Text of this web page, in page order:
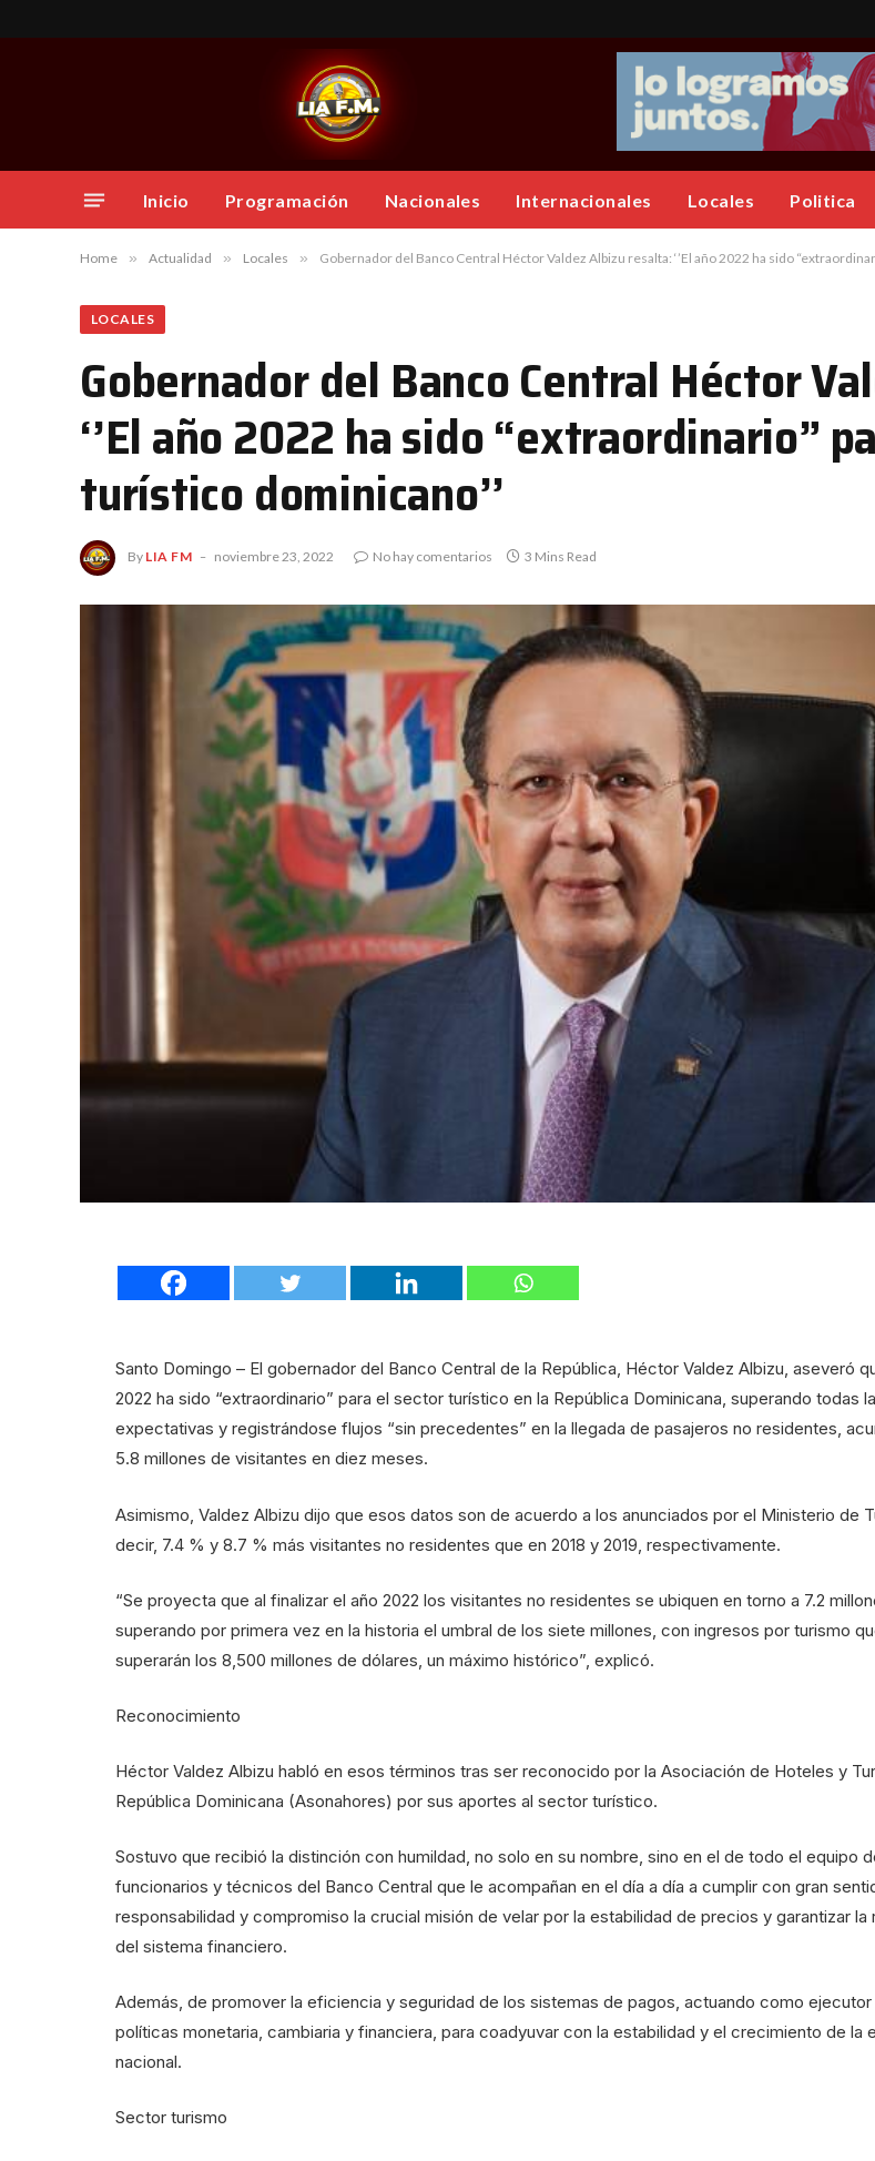
Inicio Programación Nacionales Internacionales Locales Politica
Home » Actualidad » Locales » Gobernador del Banco Central Héctor Valdez Albizu resalta: ‘’El año 2022 ha sido
LOCALES
Gobernador del Banco Central Héctor
‘’El año 2022 ha sido “extraordinario”
turístico dominicano’’
By LIA FM noviembre 23, 2022 No hay comentarios 3 Mins Read
Santo Domingo – El gobernador del Banco Central de la República, Héctor Valdez Albizu, aseveró
2022 ha sido “extraordinario” para el sector turístico en la República Dominicana, superando todas
expectativas y registrándose flujos “sin precedentes” en la llegada de pasajeros no residentes,
5.8 millones de visitantes en diez meses.
Asimismo, Valdez Albizu dijo que esos datos son de acuerdo a los anunciados por el Ministerio de
decir, 7.4 % y 8.7 % más visitantes no residentes que en 2018 y 2019, respectivamente.
“Se proyecta que al finalizar el año 2022 los visitantes no residentes se ubiquen en torno a 7.2
superando por primera vez en la historia el umbral de los siete millones, con ingresos por turismo
superarán los 8,500 millones de dólares, un máximo histórico”, explicó.
Reconocimiento
Héctor Valdez Albizu habló en esos términos tras ser reconocido por la Asociación de Hoteles y
República Dominicana (Asonahores) por sus aportes al sector turístico.
Sostuvo que recibió la distinción con humildad, no solo en su nombre, sino en el de todo el equipo
funcionarios y técnicos del Banco Central que le acompañan en el día a día a cumplir con gran
responsabilidad y compromiso la crucial misión de velar por la estabilidad de precios y garantizar la
del sistema financiero.
Además, de promover la eficiencia y seguridad de los sistemas de pagos, actuando como ejecutor
políticas monetaria, cambiaria y financiera, para coadyuvar con la estabilidad y el crecimiento de la
nacional.
Sector turismo